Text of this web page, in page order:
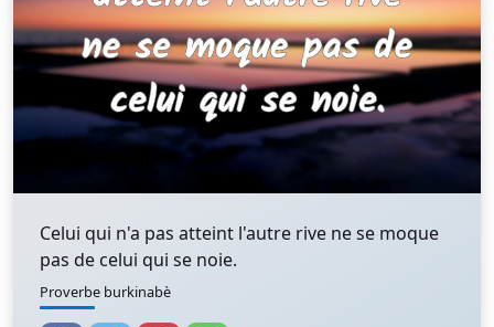
Celui qui n'a pas atteint l'autre rive ne se moque
pas de celui qui se noie.
Proverbe burkinabè